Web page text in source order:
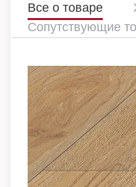
Все о товаре
Сопутствующие